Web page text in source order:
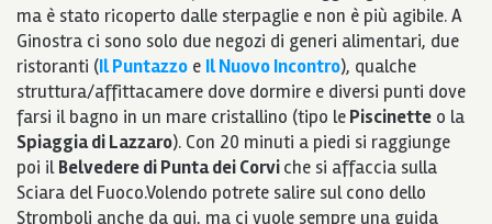
ma è stato ricoperto dalle sterpaglie e non è più agibile. A
Ginostra ci sono solo due negozi di generi alimentari, due
ristoranti (Il Puntazzo e Il Nuovo Incontro), qualche
struttura/affittacamere dove dormire e diversi punti dove
farsi il bagno in un mare cristallino (tipo lePiscinette o la
Spiaggia di Lazzaro). Con 20 minuti a piedi si raggiunge
poi ilBelvedere di Punta dei Corviche si affaccia sulla
Sciara del Fuoco.Volendo potrete salire sul cono dello
Stromboli anche da qui, ma ci vuole sempre una guida